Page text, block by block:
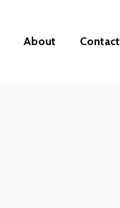
About Contact